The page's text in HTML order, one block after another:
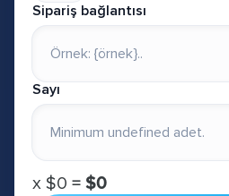
Sipariş bağlantısı
Sayı
х $0 = $0